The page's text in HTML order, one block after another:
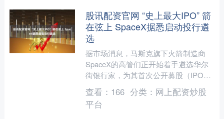
股讯配资官网 “史上最大IPO” 箭
在弦上 SpaceX据悉启动投行遴
选
据市场消息，马斯克旗下火箭制造商
SpaceX的高管们正开始着手遴选华尔
街银行家，为其首次公开募股（IPO）
提供咨询服务。 消息称，多家投行定
于本周进行初步竞标，....
查看： 166 分类： 网上配资炒股
平台